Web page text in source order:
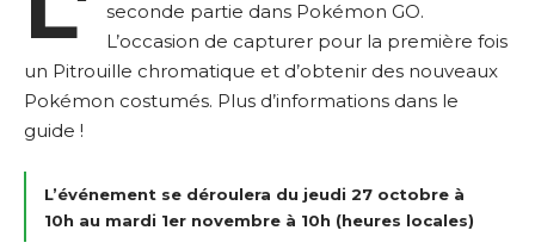
seconde partie dans Pokémon GO.
L’occasion de capturer pour la première fois
un Pitrouille chromatique et d’obtenir des nouveaux
Pokémon costumés. Plus d’informations dans le
guide !
L’événement se déroulera du jeudi 27 octobre à
10h au mardi 1er novembre à 10h (heures locales)